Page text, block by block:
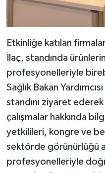
Etkinliğe katılan
İlaç, standında
profesyonelleriyle
Sağlık Bakan
standını ziyaret
çalışmalar hakkında
yetkilileri, kongre ve
sektörde görünürlüğü
profesyonelleriyle